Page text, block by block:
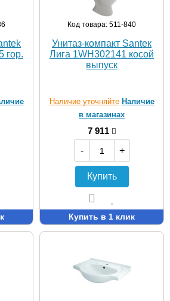
гор.
Код товара: 511-840
Унитаз-компакт Santeк
Лига 1WH302141 косой
выпуск
Наличие уточняйте Наличие
в магазинах
7 911
-
+
Купить
Купить в 1 клик